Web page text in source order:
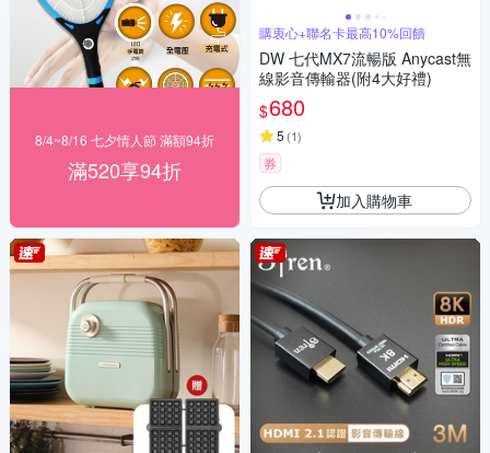
8/4~8/16 七夕情人節 滿額94折
滿520享94折
購衷心+聯名卡最高10%回饋
DW 七代MX7流暢版 Anycast無
線影音傳輸器(附4大好禮)
$680
5 (1)
券
加入購物車